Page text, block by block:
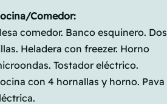
Comedor:
comedor. Banco esquinero. Dos
Heladera con freezer. Horno
Tostador eléctrico.
con 4 hornallas y horno. Pava